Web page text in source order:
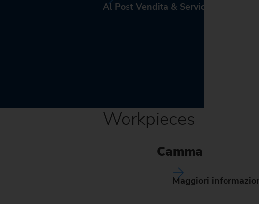
Al Post Vendita & Service
Workpieces
Camma
Maggiori